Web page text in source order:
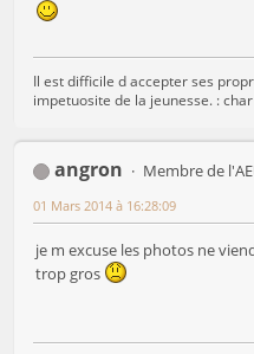
Il est difficile d accepter ses
impetuosite de la jeunesse. :
angron Membre de
01 Mars 2014 à 16:28:09
je m excuse les photos ne
trop gros